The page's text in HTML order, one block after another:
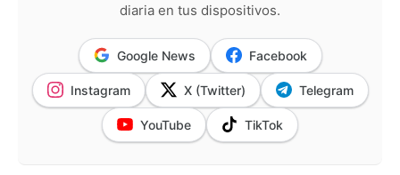
diaria en tus dispositivos.
Google News Facebook
Instagram X (Twitter) Telegram
YouTube TikTok